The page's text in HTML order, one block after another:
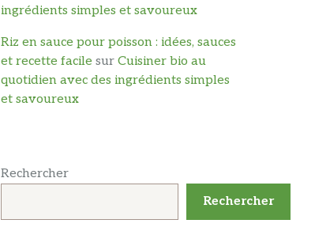
ingrédients simples et savoureux
Riz en sauce pour poisson : idées, sauces
et recette facile sur Cuisiner bio au
quotidien avec des ingrédients simples
et savoureux
Rechercher
Rechercher